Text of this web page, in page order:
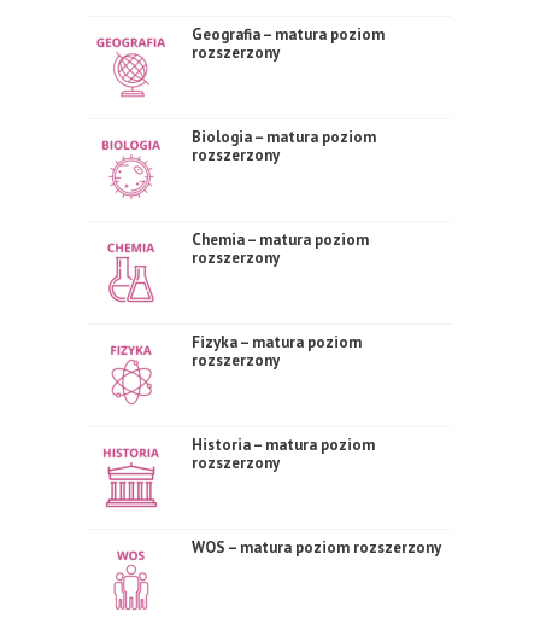
Geografia – matura poziom
rozszerzony
Biologia – matura poziom
rozszerzony
Chemia – matura poziom
rozszerzony
Fizyka – matura poziom
rozszerzony
Historia – matura poziom
rozszerzony
WOS – matura poziom rozszerzony